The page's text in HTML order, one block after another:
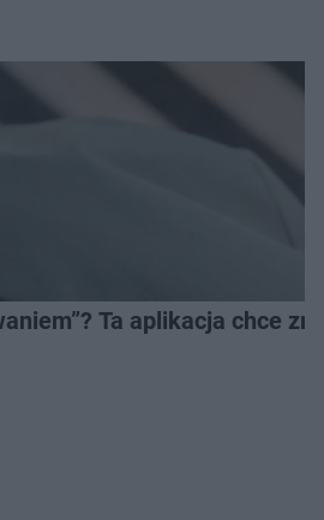
Ta aplikacja chce